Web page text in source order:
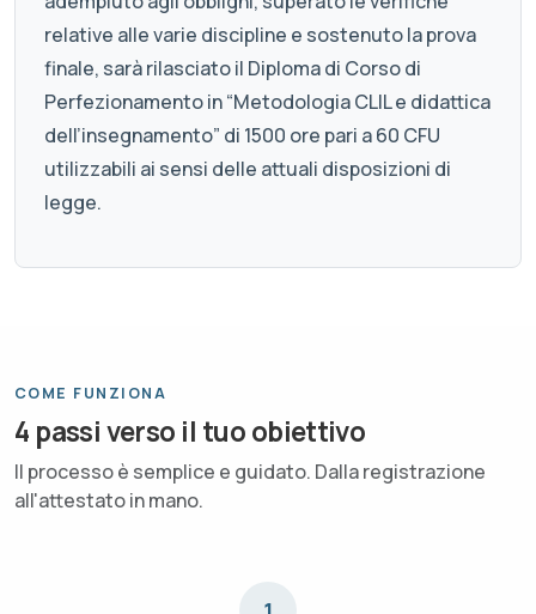
relative alle varie discipline e sostenuto la prova
finale, sarà rilasciato il Diploma di Corso di
Perfezionamento in “Metodologia CLIL e didattica
dell’insegnamento” di 1500 ore pari a 60 CFU
utilizzabili ai sensi delle attuali disposizioni di
legge.
COME FUNZIONA
4 passi verso il tuo obiettivo
Il processo è semplice e guidato. Dalla registrazione
all'attestato in mano.